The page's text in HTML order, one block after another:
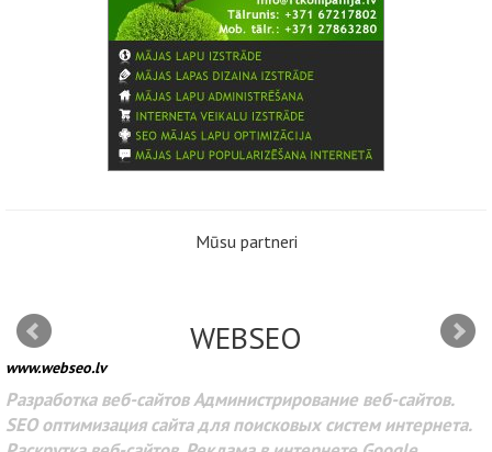
Mūsu partneri
WEBSEO
www.webseo.lv
Разработка веб-сайтов Администрирование веб-сайтов.
SEO оптимизация сайта для поисковых систем интернета.